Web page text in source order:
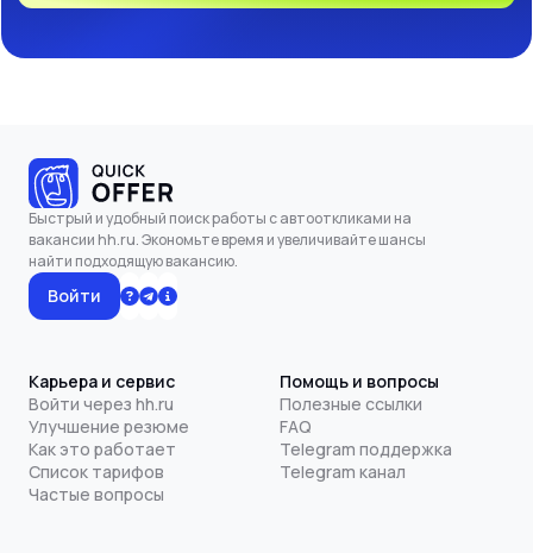
Быстрый и удобный поиск работы с автооткликами на
вакансии hh.ru. Экономьте время и увеличивайте шансы
найти подходящую вакансию.
Войти
Карьера и сервис
Войти через hh.ru
Улучшение резюме
Как это работает
Список тарифов
Частые вопросы
Помощь и вопросы
Полезные ссылки
FAQ
Telegram поддержка
Telegram канал